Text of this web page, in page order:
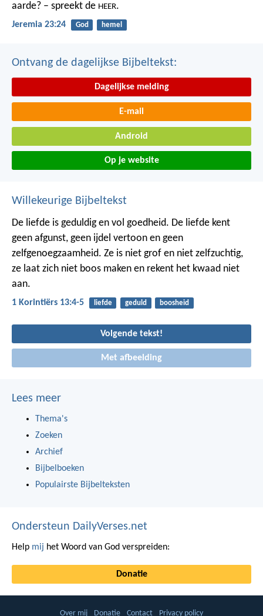
aarde? – spreekt de HEER.
Jeremia 23:24 God hemel
Ontvang de dagelijkse Bijbeltekst:
Dagelijkse melding
E-mail
Android
Op je website
Willekeurige Bijbeltekst
De liefde is geduldig en vol goedheid. De liefde kent
geen afgunst, geen ijdel vertoon en geen
zelfgenoegzaamheid. Ze is niet grof en niet zelfzuchtig,
ze laat zich niet boos maken en rekent het kwaad niet
aan.
1 Korintiërs 13:4-5 liefde geduld boosheid
Volgende tekst!
Met afbeelding
Lees meer
Thema's
Zoeken
Archief
Bijbelboeken
Populairste Bijbelteksten
Ondersteun DailyVerses.net
Help mij het Woord van God verspreiden:
Donatie
Over mij Donatie Contact Privacy policy